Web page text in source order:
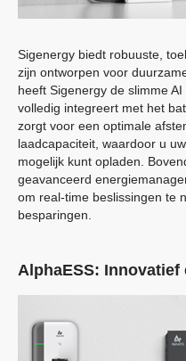
Sigenergy biedt robuuste,
zijn ontworpen voor
heeft Sigenergy de slimme
volledig integreert met het
zorgt voor een optimale
laadcapaciteit, waardoor u
mogelijk kunt opladen.
geavanceerd
om real-time beslissingen te
besparingen.
AlphaESS: Innovatief